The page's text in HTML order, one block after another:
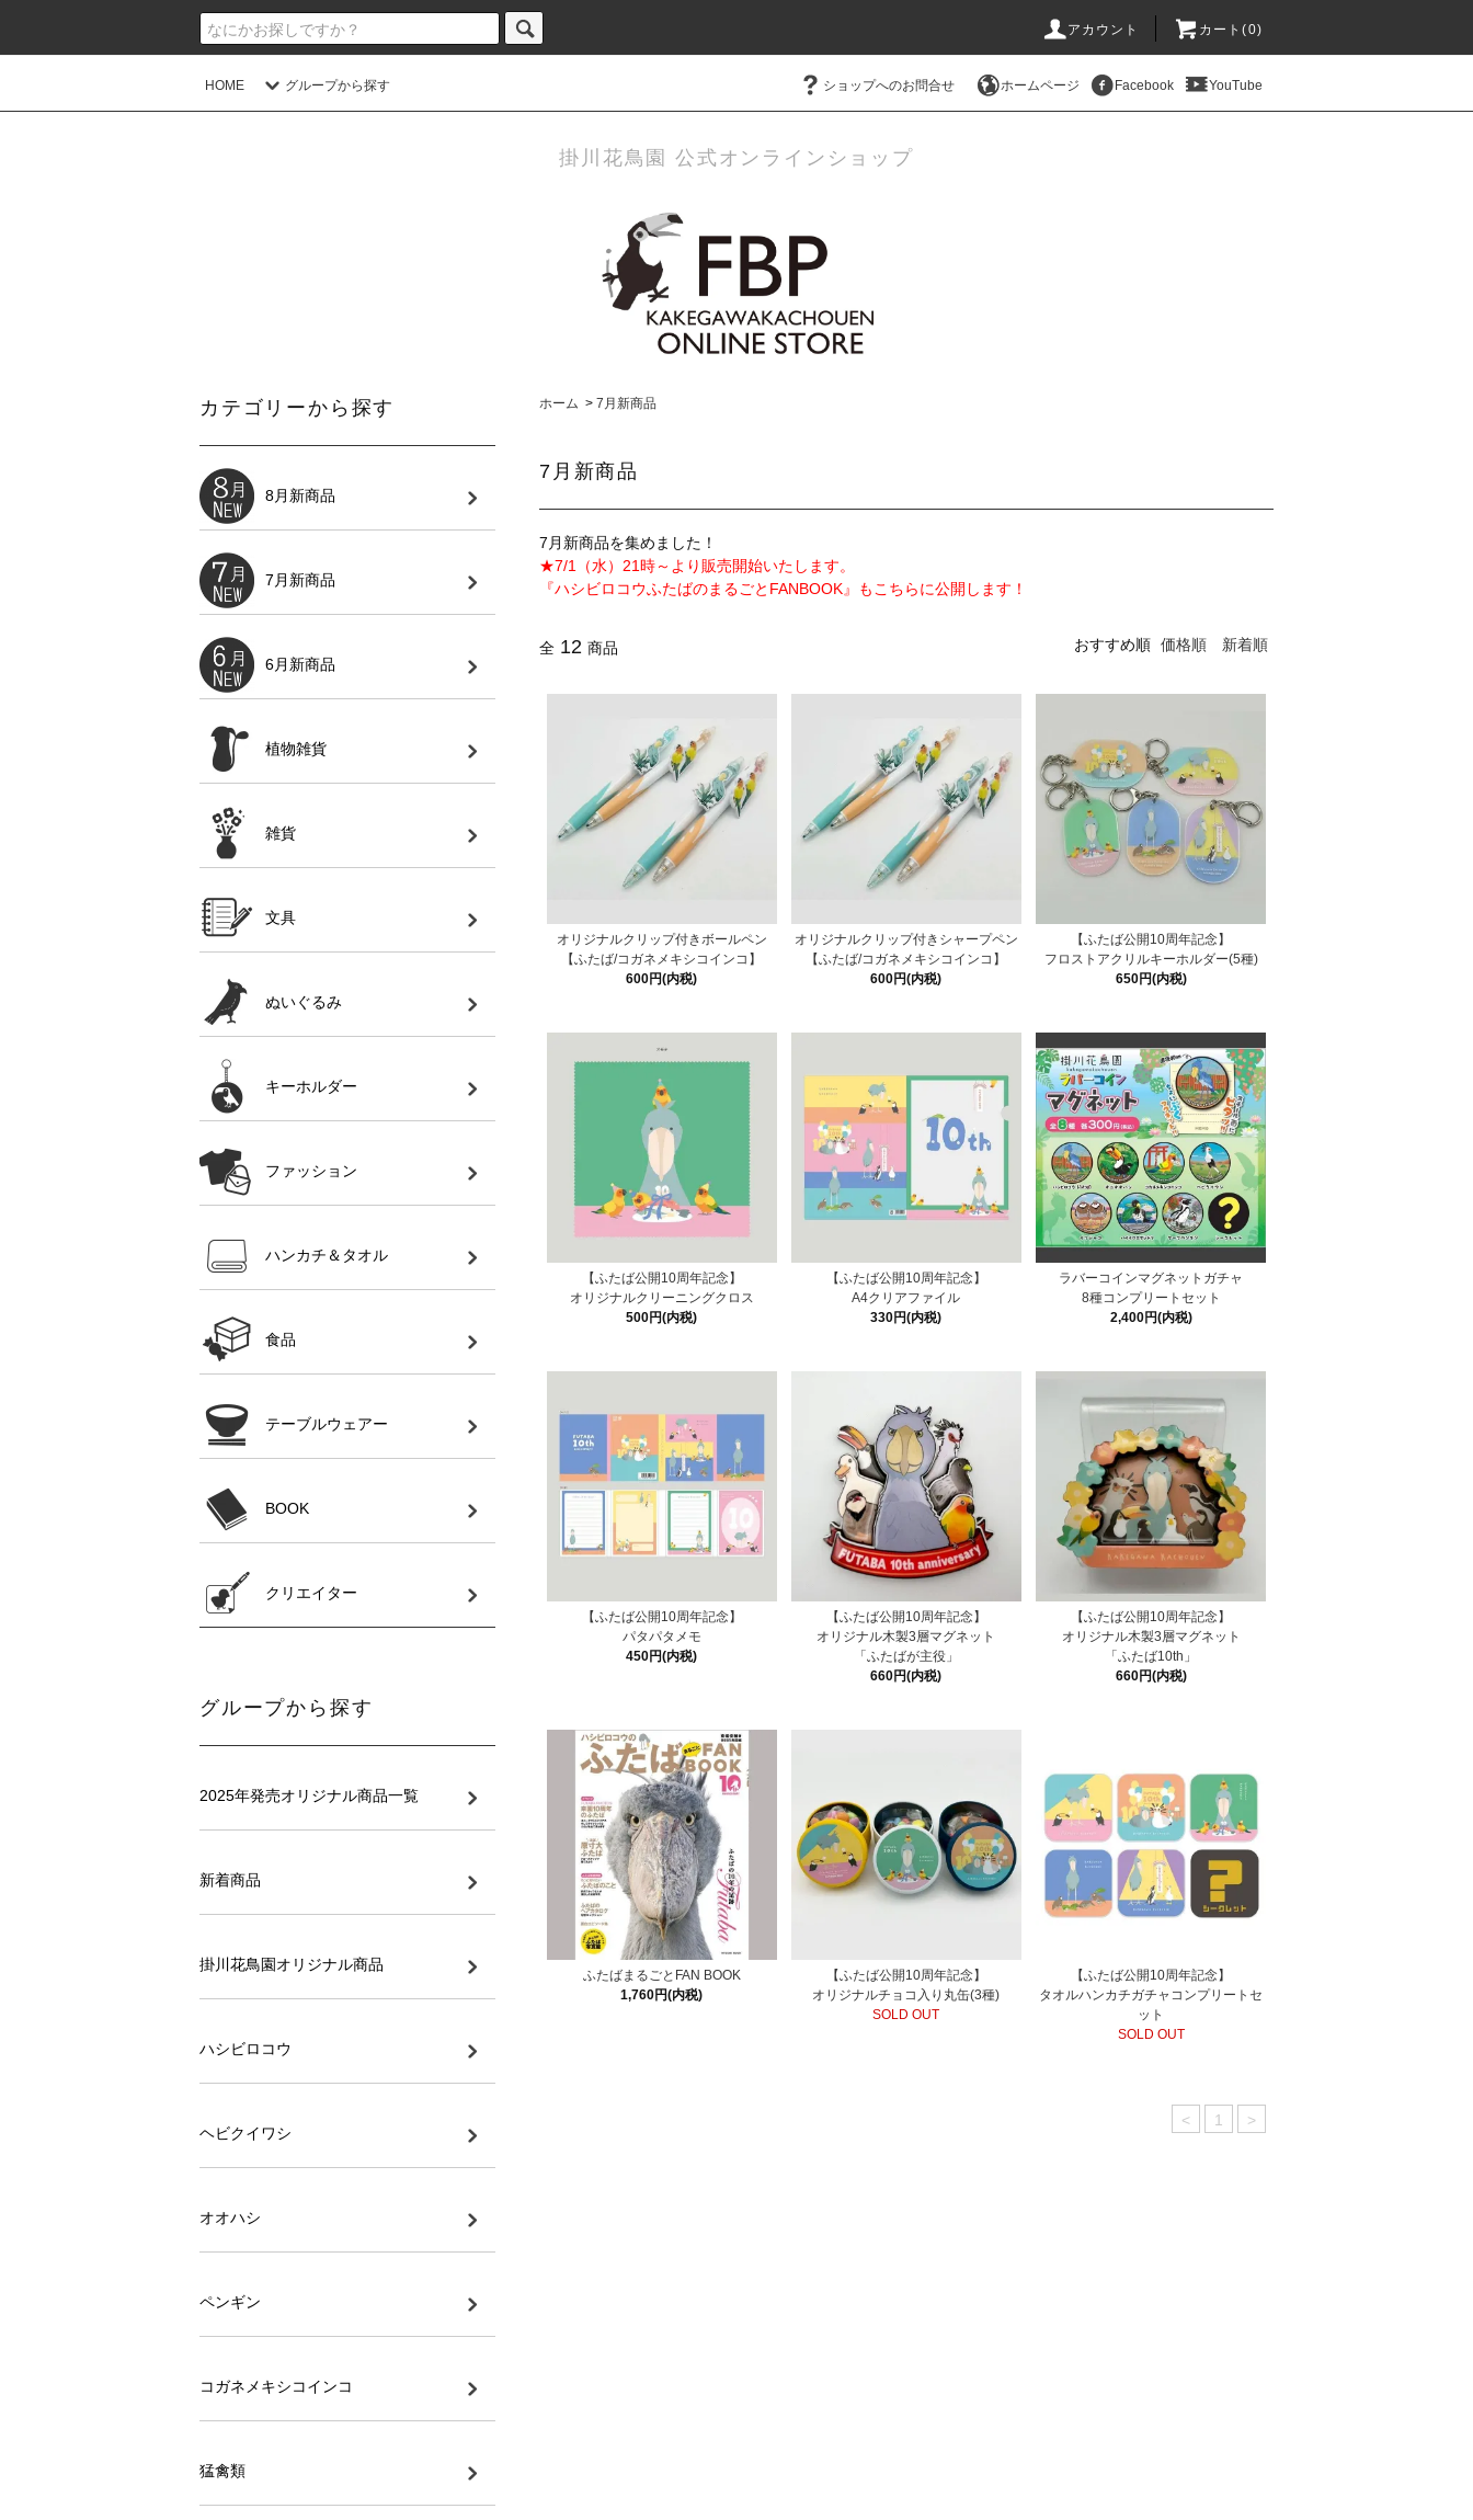
アカウント カート(0)
HOME グループから探す ショップへのお問合せ ホームページ Facebook YouTube
掛川花鳥園 公式オンラインショップ
ホーム > 7月新商品
7月新商品
7月新商品を集めました！
★7/1（水）21時～より販売開始いたします。
『ハシビロコウふたばのまるごとFANBOOK』もこちらに公開します！
全 12 商品 おすすめ順 価格順 新着順
オリジナルクリップ付きボールペン
【ふたば/コガネメキシコインコ】
600円(内税)
オリジナルクリップ付きシャープペン
【ふたば/コガネメキシコインコ】
600円(内税)
【ふたば公開10周年記念】
フロストアクリルキーホルダー(5種)
650円(内税)
【ふたば公開10周年記念】
オリジナルクリーニングクロス
500円(内税)
【ふたば公開10周年記念】
A4クリアファイル
330円(内税)
ラバーコインマグネットガチャ
8種コンプリートセット
2,400円(内税)
【ふたば公開10周年記念】
パタパタメモ
450円(内税)
【ふたば公開10周年記念】
オリジナル木製3層マグネット
「ふたばが主役」
660円(内税)
【ふたば公開10周年記念】
オリジナル木製3層マグネット
「ふたば10th」
660円(内税)
ふたばまるごとFAN BOOK
1,760円(内税)
【ふたば公開10周年記念】
オリジナルチョコ入り丸缶(3種)
SOLD OUT
【ふたば公開10周年記念】
タオルハンカチガチャコンプリートセ
ット
SOLD OUT
< 1 >
カテゴリーから探す
8月新商品
7月新商品
6月新商品
植物雑貨
雑貨
文具
ぬいぐるみ
キーホルダー
ファッション
ハンカチ＆タオル
食品
テーブルウェアー
BOOK
クリエイター
グループから探す
2025年発売オリジナル商品一覧
新着商品
掛川花鳥園オリジナル商品
ハシビロコウ
ヘビクイワシ
オオハシ
ペンギン
コガネメキシコインコ
猛禽類